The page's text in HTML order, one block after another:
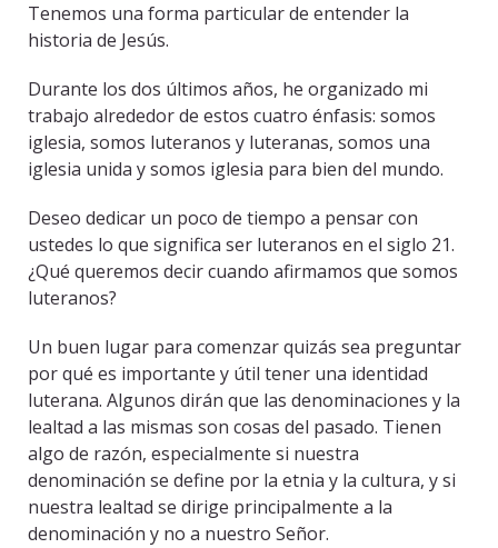
Tenemos una forma particular de entender la
historia de Jesús.
Durante los dos últimos años, he organizado mi
trabajo alrededor de estos cuatro énfasis: somos
iglesia, somos luteranos y luteranas, somos una
iglesia unida y somos iglesia para bien del mundo.
Deseo dedicar un poco de tiempo a pensar con
ustedes lo que significa ser luteranos en el siglo 21.
¿Qué queremos decir cuando afirmamos que somos
luteranos?
Un buen lugar para comenzar quizás sea preguntar
por qué es importante y útil tener una identidad
luterana. Algunos dirán que las denominaciones y la
lealtad a las mismas son cosas del pasado. Tienen
algo de razón, especialmente si nuestra
denominación se define por la etnia y la cultura, y si
nuestra lealtad se dirige principalmente a la
denominación y no a nuestro Señor.